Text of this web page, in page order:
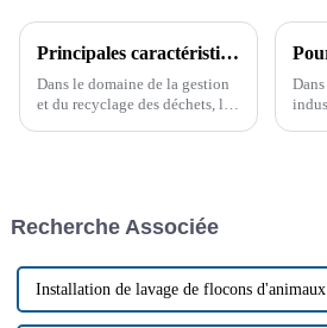
Principales caractéristiques d'un broyeur à arbre unique
Dans le domaine de la gestion
et du recyclage des déchets, les
pour traiter tous les types de
Recherche Associée
Installation de lavage de flocons d'animaux